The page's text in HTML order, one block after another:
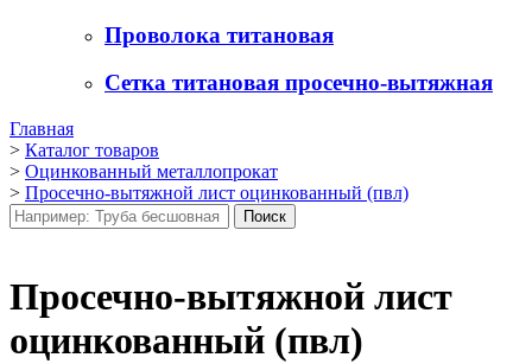
Проволока титановая
Сетка титановая просечно-вытяжная
Главная
> Каталог товаров
> Оцинкованный металлопрокат
> Просечно-вытяжной лист оцинкованный (пвл)
Просечно-вытяжной лист
оцинкованный (пвл)